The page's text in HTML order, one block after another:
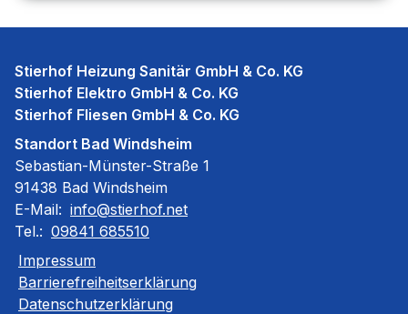
Stierhof Heizung Sanitär GmbH & Co. KG
Stierhof Elektro GmbH & Co. KG
Stierhof Fliesen GmbH & Co. KG
Standort Bad Windsheim
Sebastian-Münster-Straße 1
91438 Bad Windsheim
E-Mail: info@stierhof.net
Tel.: 09841 685510
Impressum
Barrierefreiheitserklärung
Datenschutzerklärung